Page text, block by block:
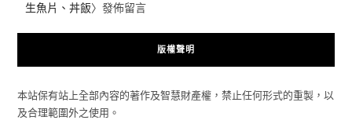
生魚片、丼飯〉發佈留言
版權聲明
本站保有站上全部內容的著作及智慧財產權，禁止任何形式的重製，以
及合理範圍外之使用。